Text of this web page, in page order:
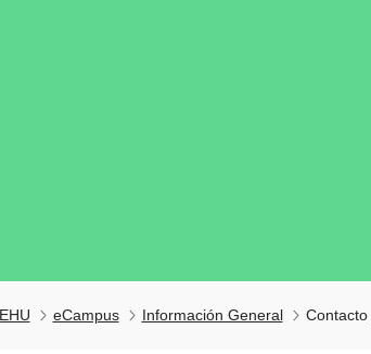
EHU eCampus Información General Contacto